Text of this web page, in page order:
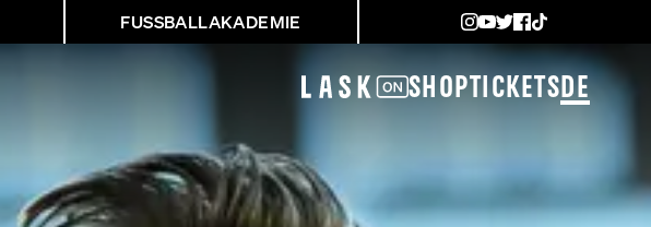
FUSSBALLAKADEMIE
ShopTicketsDE